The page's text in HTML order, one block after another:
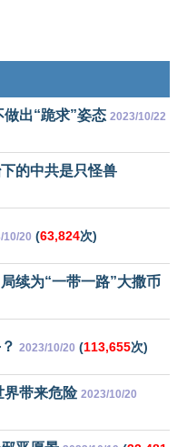
出“跪求”姿态 2023/10/22
的中共是只怪兽
10/20 (63,824次)
续为“一带一路”大撒币
2023/10/20 (113,655次)
界带来危险 2023/10/20